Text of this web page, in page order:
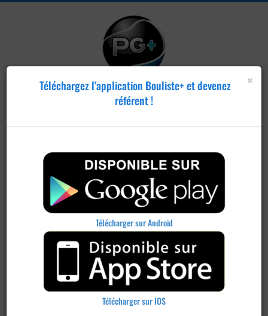
×
Téléchargez l'application Bouliste+ et devenez
référent !
Télécharger sur Android
Télécharger sur IOS